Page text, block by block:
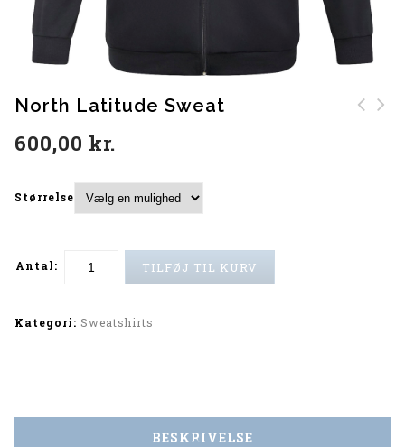
North Latitude Sweat
600,00 kr.
Størrelse
Antal: TILFØJ TIL KURV
Kategori: Sweatshirts
BESKRIVELSE